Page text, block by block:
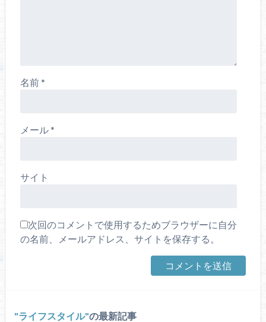
名前*
メール*
サイト
次回のコメントで使用するためブラウザーに自分
の名前、メールアドレス、サイトを保存する。
ライフスタイル の最新記事